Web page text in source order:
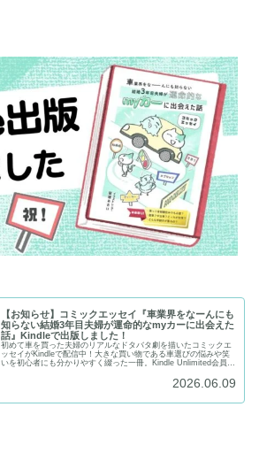
【お知らせ】コミックエッセイ『車業界をなーんにも
知らない結婚3年目夫婦が運命的なmyカーに出会えた
話』Kindleで出版しました！
初めて車を買った夫婦のリアルなドタバタ劇を描いたコミックエ
ッセイがKindleで配信中！大きな買い物である車選びの悩みや笑
いを初心者にも分かりやすく綴った一冊。Kindle Unlimited会員様
ポートフォリオサイト兼お絵描き情報ブログです2026.06.09